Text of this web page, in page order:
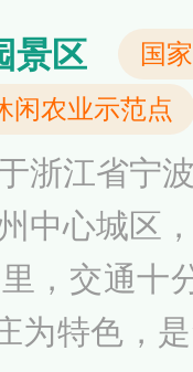
摘、山上
亭、福泉
谷、福如
景区
国
闲农业示范点
浙江省宁
中心城区
，交通十
为特色，